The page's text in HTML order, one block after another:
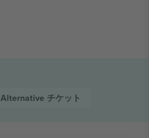
Alternative チケット